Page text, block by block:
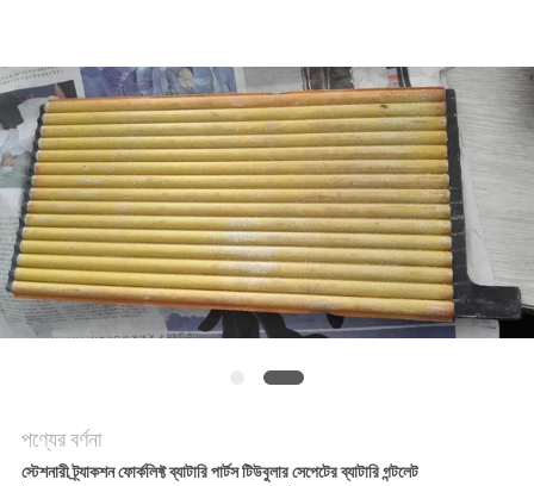
ম্যাপ
গোপনীয়তা
নীতি
পণ্যের বর্ণনা
স্টেশনারী ট্র্যাকশন ফোর্কলিফ্ট ব্যাটারি পার্টস টিউবুলার সেপেটের ব্যাটারি গন্টলেট